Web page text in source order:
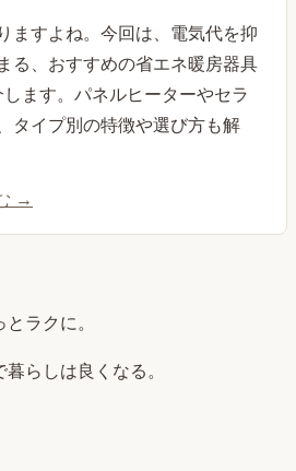
ますよね。今回は、電気代を抑
る、おすすめの省エネ暖房器具
ます。パネルヒーターやセラ
タイプ別の特徴や選び方も解
→
ラクに。
らしは良くなる。